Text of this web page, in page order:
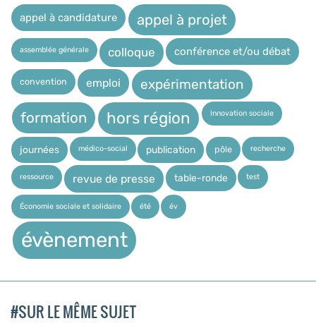
appel à candidature appel à projet
assemblée générale colloque conférence et/ou débat
convention emploi expérimentation
formation hors région Innovation sociale
journées médico-social publication pôle recherche
ressource revue de presse table-ronde test
Économie sociale et solidaire été év
évènement
#SUR LE MÊME SUJET